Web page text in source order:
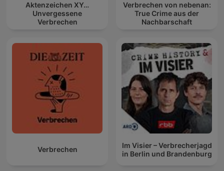
Aktenzeichen XY…
Unvergessene
Verbrechen
Verbrechen von nebenan:
True Crime aus der
Nachbarschaft
Verbrechen
Im Visier – Verbrecherjagd
in Berlin und Brandenburg